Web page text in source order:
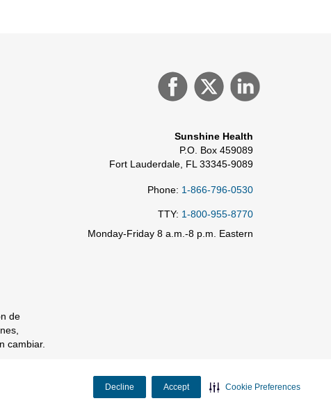
Decline Accept Cookie Preferences
de
cambiar.
Sunshine Health
P.O. Box 459089
Fort Lauderdale, FL 33345-9089
Phone: 1-866-796-0530
TTY: 1-800-955-8770
Monday-Friday 8 a.m.-8 p.m. Eastern